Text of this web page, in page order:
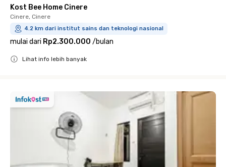
Kost Bee Home Cinere
Cinere, Cinere
4.2 km dari institut sains dan teknologi nasional
mulai dari Rp2.300.000 /bulan
Lihat info lebih banyak